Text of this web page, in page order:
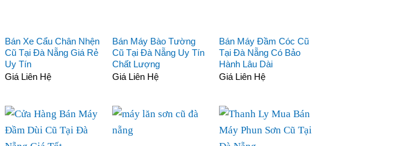
Bán Xe Cẩu Chân Nhện
Cũ Tại Đà Nẵng Giá Rẻ
Uy Tín
Giá Liên Hệ
Bán Máy Bào Tường
Cũ Tại Đà Nẵng Uy Tín
Chất Lượng
Giá Liên Hệ
Bán Máy Đầm Cóc Cũ
Tại Đà Nẵng Có Bảo
Hành Lâu Dài
Giá Liên Hệ